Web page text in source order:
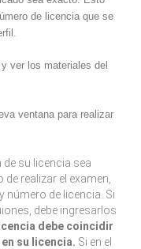
de licencia que se
ver los materiales del
ventana para realizar
su licencia sea
realizar el examen,
número de licencia. Si
debe ingresarlos
debe coincidir
en su licencia. Si en el